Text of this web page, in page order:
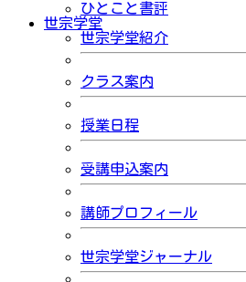
ひとこと書評
世宗学堂
世宗学堂紹介
クラス案内
授業日程
受講申込案内
講師プロフィール
世宗学堂ジャーナル